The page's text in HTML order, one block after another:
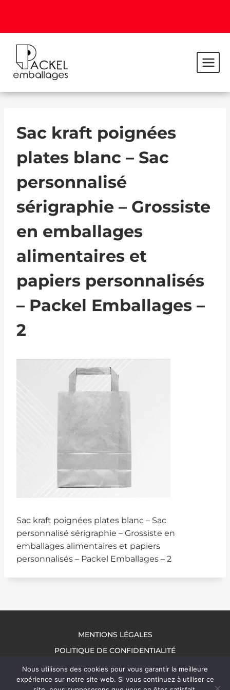
Sac kraft poignées
plates blanc – Sac
personnalisé
sérigraphie – Grossiste
en emballages
alimentaires et
papiers personnalisés
– Packel Emballages –
2
Sac kraft poignées plates blanc – Sac
personnalisé sérigraphie – Grossiste en
emballages alimentaires et papiers
personnalisés – Packel Emballages – 2
MENTIONS LÉGALES
POLITIQUE DE CONFIDENTIALITÉ
NOUS CONTACTER
Nous utilisons des cookies pour vous garantir la meilleure
expérience sur notre site web. Si vous continuez à utiliser ce